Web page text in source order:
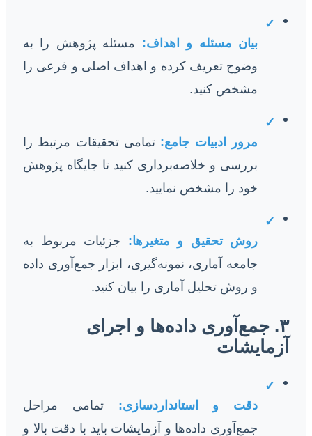
✓
بیان مسئله و اهداف: مسئله پژوهش را به
وضوح تعریف کرده و اهداف اصلی و فرعی را
مشخص کنید.
✓
مرور ادبیات جامع: تمامی تحقیقات مرتبط را
بررسی و خلاصه‌برداری کنید تا جایگاه پژوهش
خود را مشخص نمایید.
✓
روش تحقیق و متغیرها: جزئیات مربوط به
جامعه آماری، نمونه‌گیری، ابزار جمع‌آوری داده
و روش تحلیل آماری را بیان کنید.
۳. جمع‌آوری داده‌ها و اجرای
آزمایشات
✓
دقت و استانداردسازی: تمامی مراحل
جمع‌آوری داده‌ها و آزمایشات باید با دقت بالا و